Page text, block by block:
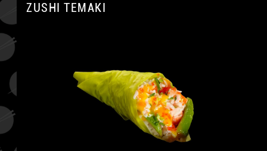
ZUSHI TEMAKI